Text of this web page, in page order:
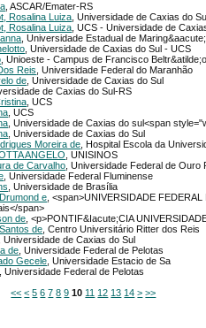
, ASCAR/Emater-RS
Rosalina Luiza , Universidade de Caxias do Sul
Rosalina Luiza , UCS - Universidade de
, Universidade Estadual de Maring&aacute;
, Universidade de Caxias do Sul - UCS
, Unioeste - Campus de Francisco Beltr&atilde;o
Reis , Universidade Federal do Maranhão
de , Universidade de Caxias do Sul
de Caxias do Sul-RS
, UCS
, UCS
, Universidade de Caxias do sul<span
, Universidade de Caxias do Sul
Moreira de , Hospital Escola da
ANGELO , UNISINOS
de Carvalho , Universidade Federal de Ouro
, Universidade Federal Fluminense
, Universidade de Brasília
e , <span>UNIVERSIDADE
span>
de , <p>PONTIF&Iacute;CIA
de , Centro Universitário Ritter dos Reis
, Universidade de Caxias do Sul
de , Universidade Federal de Pelotas
Gecele , Universidade Estacio de Sa
, Universidade Federal de Pelotas
<< < 5 6 7 8 9 10 11 12 13 14 > >>